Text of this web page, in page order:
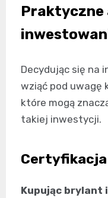
Praktyczne
Decydując się na
wziąć pod uwagę
które mogą
takiej inwestycji.
Kupując brylant